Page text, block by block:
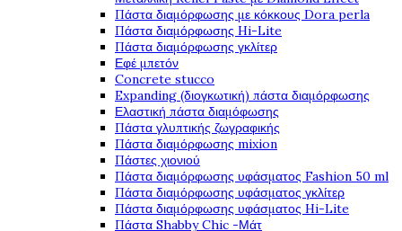
Πάστα διαμόρφωσης με κόκκους Dora perla
Πάστα διαμόρφωσης Hi-Lite
Πάστα διαμόρφωσης γκλίτερ
Εφέ μπετόν
Concrete stucco
Expanding (διογκωτική) πάστα διαμόρφωσης
Ελαστική πάστα διαμόφωσης
Πάστα γλυπτικής ζωγραφικής
Πάστα διαμόρφωσης mixion
Πάστες χιονιού
Πάστα διαμόρφωσης υφάσματος Fashion 50 ml
Πάστα διαμόρφωσης υφάσματος γκλίτερ
Πάστα διαμόρφωσης υφάσματος Hi-Lite
Πάστα Shabby Chic -Μάτ